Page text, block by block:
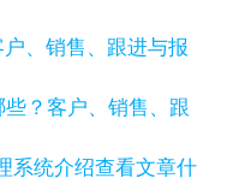
？客户、销售、跟
查看文章什